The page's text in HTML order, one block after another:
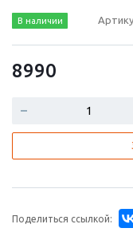
В наличии
8990
Поделиться ссылкой: